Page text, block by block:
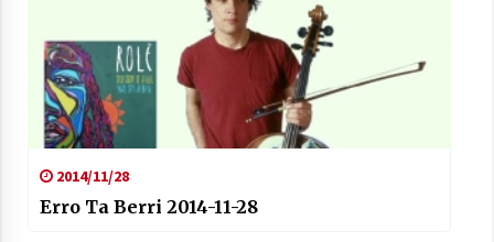
2014/11/28
Erro Ta Berri 2014-11-28